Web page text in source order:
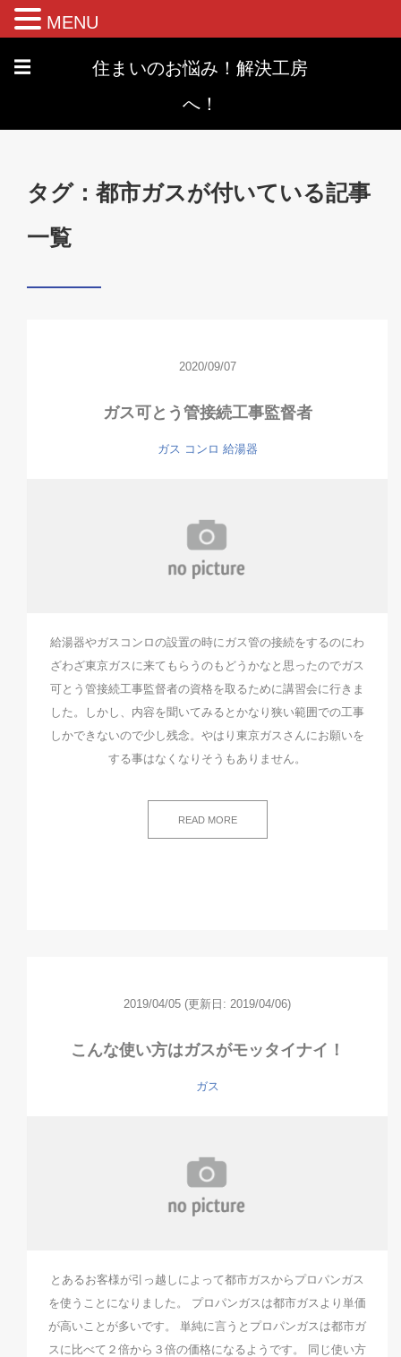
☰
住まいのお悩み！解決工房
へ！
タグ：都市ガスが付いている記事
一覧
2020/09/07
ガス可とう管接続工事監督者
ガス コンロ 給湯器
給湯器やガスコンロの設置の時にガス管の接続をするのにわ
ざわざ東京ガスに来てもらうのもどうかなと思ったのでガス
可とう管接続工事監督者の資格を取るために講習会に行きま
した。しかし、内容を聞いてみるとかなり狭い範囲での工事
しかできないので少し残念。やはり東京ガスさんにお願いを
する事はなくなりそうもありません。
READ MORE
2019/04/05 (更新日: 2019/04/06)
こんな使い方はガスがモッタイナイ！
ガス
とあるお客様が引っ越しによって都市ガスからプロパンガス
を使うことになりました。 プロパンガスは都市ガスより単価
が高いことが多いです。 単純に言うとプロパンガスは都市ガ
スに比べて２倍から３倍の価格になるようです。 同じ使い方
MENU